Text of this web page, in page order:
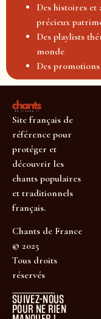
Des histoires
précieux
Des playlists
monde
Des
Site français de
référence pour
protéger et
découvrir les
chants populaires
et traditionnels
français.
Chants de France
© 2025
Tous droits
réservés
SUIVEZ-NOUS
POUR NE RIEN